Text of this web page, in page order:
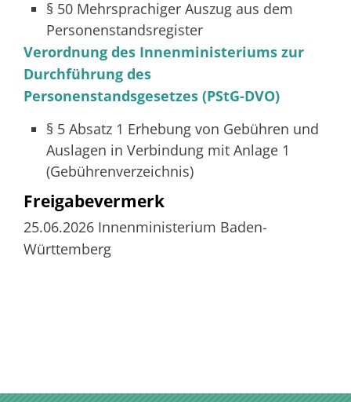
§ 50 Mehrsprachiger Auszug aus dem
Personenstandsregister
Verordnung des Innenministeriums zur
Durchführung des
Personenstandsgesetzes (PStG-DVO)
§ 5 Absatz 1 Erhebung von Gebühren und
Auslagen in Verbindung mit Anlage 1
(Gebührenverzeichnis)
Freigabevermerk
25.06.2026 Innenministerium Baden-
Württemberg